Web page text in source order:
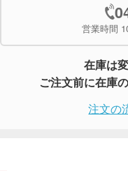
営業時間
在庫は
ご注文前に在庫
注文の